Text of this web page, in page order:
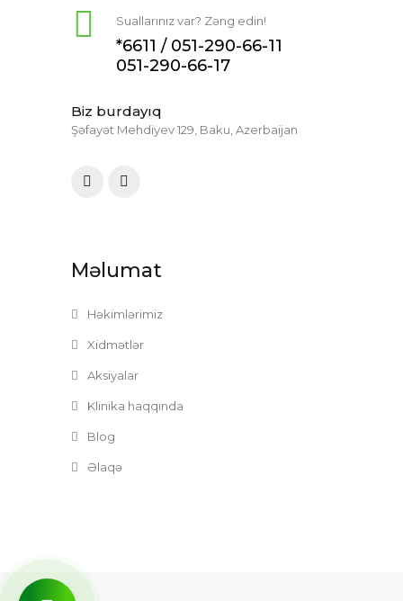
Suallarınız var? Zəng edin!
*6611 / 051-290-66-11
051-290-66-17
Biz burdayıq
Şəfayət Mehdiyev 129, Baku, Azerbaijan
Məlumat
Həkimlərimiz
Xidmətlər
Aksiyalar
Klinika haqqında
Blog
Əlaqə